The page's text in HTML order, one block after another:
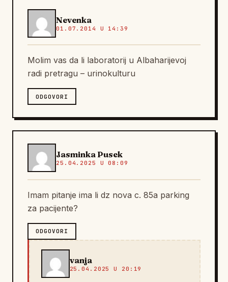
Nevenka
01.07.2014 U 14:39
Molim vas da li laboratorij u Albaharijevoj
radi pretragu – urinokulturu
ODGOVORI
Jasminka Pusek
25.04.2025 U 08:09
Imam pitanje ima li dz nova c. 85a parking
za pacijente?
ODGOVORI
vanja
25.04.2025 U 20:19